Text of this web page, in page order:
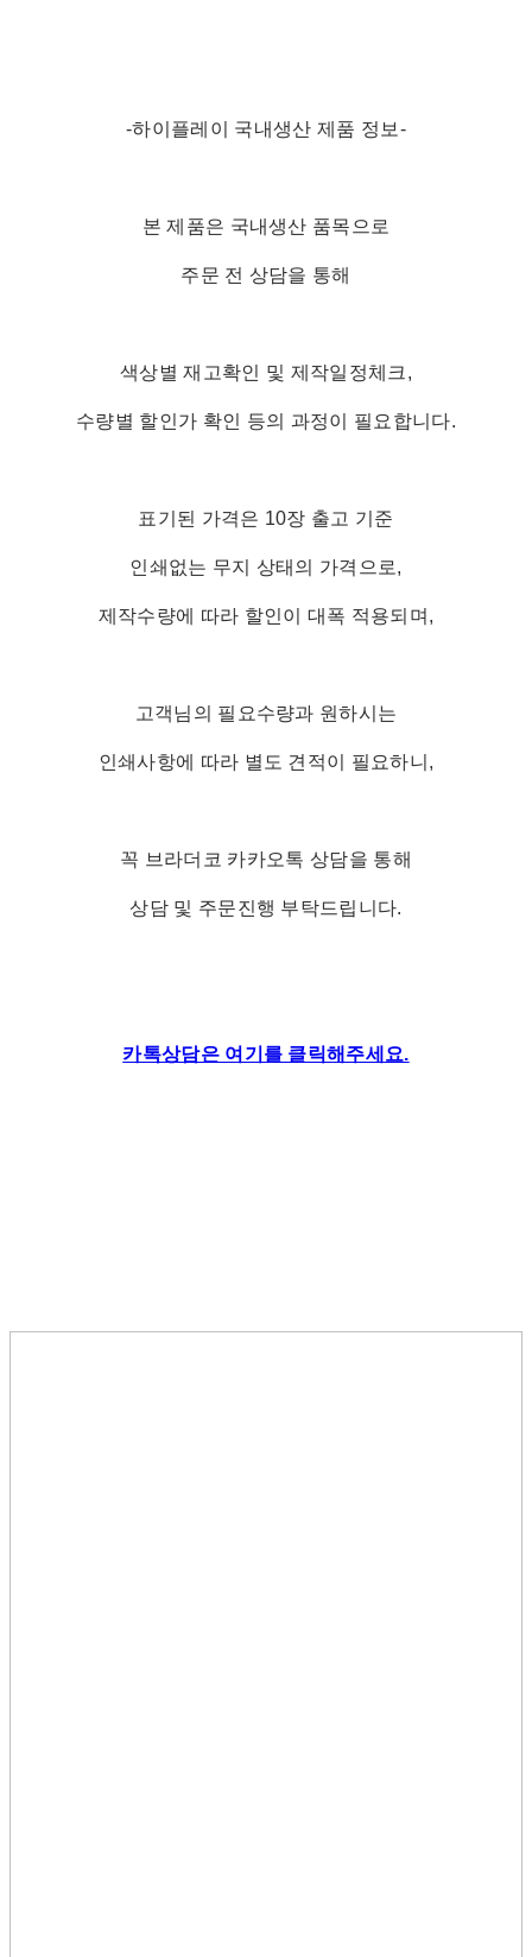
-하이플레이 국내생산 제품 정보-
본 제품은 국내생산 품목으로
주문 전 상담을 통해
색상별 재고확인 및 제작일정체크,
수량별 할인가 확인 등의 과정이 필요합니다.
표기된 가격은 10장 출고 기준
인쇄없는 무지 상태의 가격으로,
제작수량에 따라 할인이 대폭 적용되며,
고객님의 필요수량과 원하시는
인쇄사항에 따라 별도 견적이 필요하니,
꼭 브라더코 카카오톡 상담을 통해
상담 및 주문진행 부탁드립니다.
카톡상담은 여기를 클릭해주세요.